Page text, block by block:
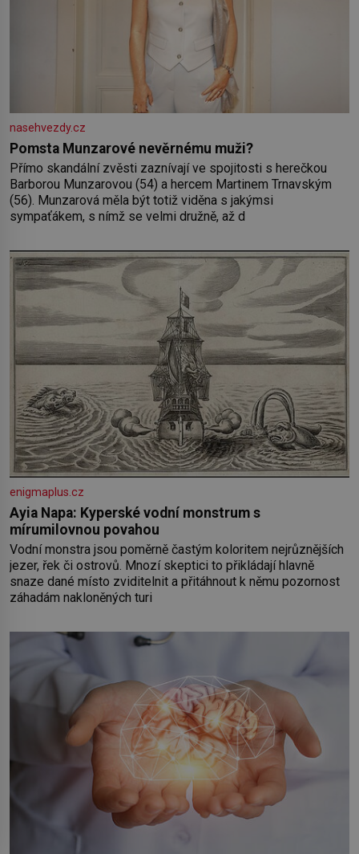
nasehvezdy.cz
Pomsta Munzarové nevěrnému muži?
Přímo skandální zvěsti zaznívají ve spojitosti s herečkou
Barborou Munzarovou (54) a hercem Martinem Trnavským
(56). Munzarová měla být totiž viděna s jakýmsi
sympaťákem, s nímž se velmi družně, až d
enigmaplus.cz
Ayia Napa: Kyperské vodní monstrum s
mírumilovnou povahou
Vodní monstra jsou poměrně častým koloritem nejrůznějších
jezer, řek či ostrovů. Mnozí skeptici to přikládají hlavně
snaze dané místo zviditelnit a přitáhnout k němu pozornost
záhadám nakloněných turi